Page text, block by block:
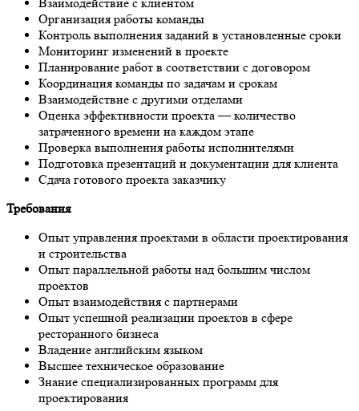
Организация работы команды
Контроль выполнения заданий в установленные сроки
Мониторинг изменений в проекте
Планирование работ в соответствии с договором
Координация команды по задачам и срокам
Взаимодействие с другими отделами
Оценка эффективности проекта — количество
затраченного времени на каждом этапе
Проверка выполнения работы исполнителями
Подготовка презентаций и документации для клиента
Сдача готового проекта заказчику
Требования
Опыт управления проектами в области проектирования
и строительства
Опыт параллельной работы над большим числом
проектов
Опыт взаимодействия с партнерами
Опыт успешной реализации проектов в сфере
ресторанного бизнеса
Владение английским языком
Высшее техническое образование
Знание специализированных программ для
проектирования